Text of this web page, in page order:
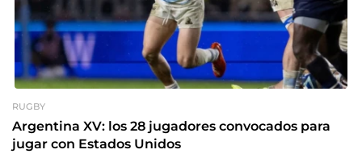
RUGBY
Argentina XV: los 28 jugadores convocados para
jugar con Estados Unidos